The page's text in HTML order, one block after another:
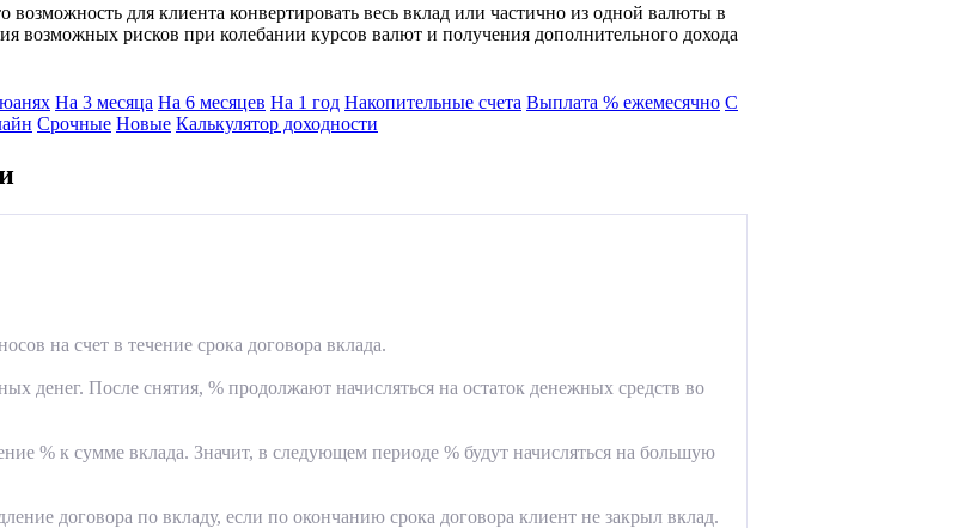
для клиента конвертировать весь вклад или частично из одной валюты в
возможных рисков при колебании курсов валют и получения дополнительного дохода
На 3 месяца На 6 месяцев На 1 год Накопительные счета Выплата % ежемесячно С
Срочные Новые Калькулятор доходности
на счет в течение срока договора вклада.
денег. После снятия, % продолжают начисляться на остаток денежных средств во
% к сумме вклада. Значит, в следующем периоде % будут начисляться на большую
договора по вкладу, если по окончанию срока договора клиент не закрыл вклад.